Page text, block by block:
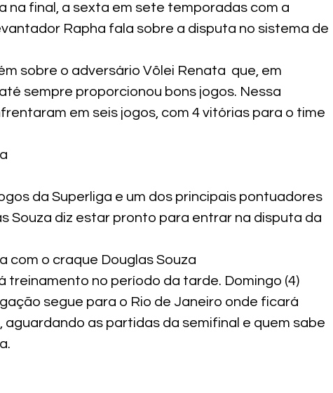
na final, a sexta em sete temporadas com a
Rapha fala sobre a disputa no sistema de
sobre o adversário Vôlei Renata  que, em
sempre proporcionou bons jogos. Nessa
em seis jogos, com 4 vitórias para o time
da Superliga e um dos principais pontuadores
Souza diz estar pronto para entrar na disputa da
com o craque Douglas Souza
treinamento no período da tarde. Domingo (4)
segue para o Rio de Janeiro onde ficará
as partidas da semifinal e quem sabe